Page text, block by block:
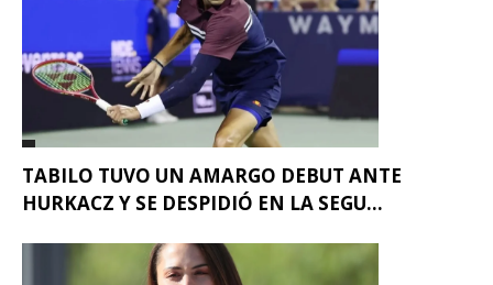
TABILO TUVO UN AMARGO DEBUT ANTE
HURKACZ Y SE DESPIDIÓ EN LA SEGU...